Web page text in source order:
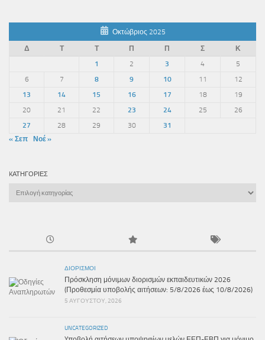
Οκτώβριος 2025
Δ
Τ Τ Π Π Σ
Κ
1
2 3 4
5
6
7 8 9 10 11
12
13
14 15 16 17 18
19
20
21 22 23 24 25
26
27
28 29 30
31
« Σεπ
Νοέ »
KΑΤΗΓΟΡΊΕΣ
Kατηγορίες
ΔΙΟΡΙΣΜΟΊ
Πρόσκληση μόνιμων διορισμών εκπαιδευτικών 2026
(Προθεσμία υποβολής αιτήσεων: 5/8/2026 έως 10/8/2026)
5 ΑΥΓΟΎΣΤΟΥ, 2026
UNCATEGORIZED